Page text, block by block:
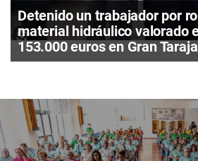
Detenido un trabajador por
material hidráulico valorado
153.000 euros en Gran